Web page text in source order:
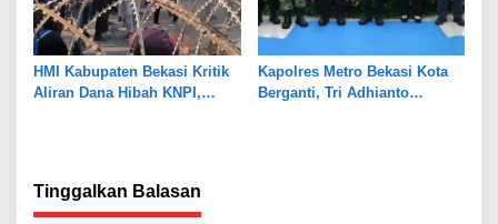
HMI Kabupaten Bekasi Kritik
Aliran Dana Hibah KNPI,
Kapolres Metro Bekasi Kota
Berganti, Tri Adhianto
Tinggalkan Balasan